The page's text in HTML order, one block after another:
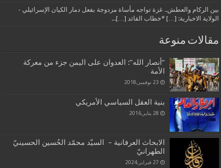
بين الركام والعطش.. غزة تواجه مأساة مزدوجة بفعل دمار الكيان الإسرائيلي -
الولاية الاخبارية: […] *خطاب القائد […]...
مقالات منوعة
“أنصار الله”: العدوان على اليمن جزء من معركة
الأمة
23 نوفمبر,2018
بنية العقل السياسي الأمريكي
28 يناير,2016
الابحاث العرفانية – السيّد محمّد الحُسين‌ الحسينيّ
الطهرانيّ
27 فبراير,2024